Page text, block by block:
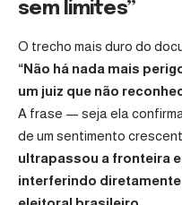
sem limites”
O trecho mais duro do
“Não há nada mais
um juiz que não
A frase — seja ela
de um sentimento
ultrapassou a fronteira
interferindo